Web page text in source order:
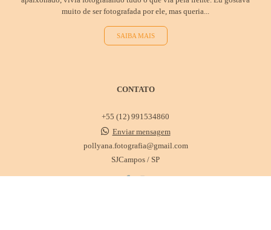
muito de ser fotografada por ele, mas queria...
SAIBA MAIS
CONTATO
+55 (12) 991534860
Enviar mensagem
pollyana.fotografia@gmail.com
SJCampos / SP